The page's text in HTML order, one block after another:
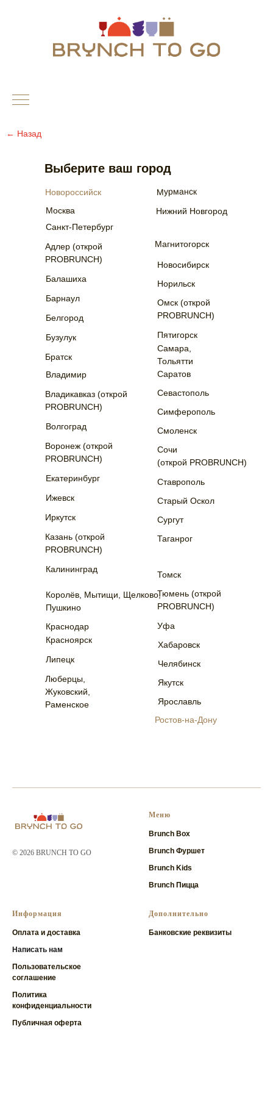
Выберите ваш город
Хабаровск
Новороссийск
Симферополь
← Назад
Ростов-на-Дону
Челябинск
Новосибирск
Смоленск
Томск
Москва
Санкт-Петербург
Балашиха
Иркутск
Барнаул
Белгород
Бузулук
Владимир
Волгоград
Омск (открой
PROBRUNCH)
Владикавказ (открой
PROBRUNCH)
Нижний Новгород
Адлер (открой
PROBRUNCH)
Казань (открой
PROBRUNCH)
Тюмень (открой
PROBRUNCH)
Воронеж (открой
PROBRUNCH)
Сочи
(открой PROBRUNCH)
Екатеринбург
Таганрог
Ижевск
Калининград
Королёв, Мытищи, Щелково,
Пушкино
Краснодар
Красноярск
Люберцы,
Жуковский,
Раменское
Липецк
Старый Оскол
Сургут
Магнитогорск
Мурманск
Севастополь
Самара,
Тольятти
Саратов
Ярославль
Якутск
Пятигорск
Норильск
Ставрополь
Уфа
Братск
© 2026 BRUNCH TO GO
Меню
Brunch Box
Brunch Фуршет
Brunch Kids
Brunch Пицца
Информация
Оплата и доставка
Написать нам
Пользовательское
соглашение
Политика
конфиденциальности
Публичная оферта
Дополнительно
Банковские реквизиты